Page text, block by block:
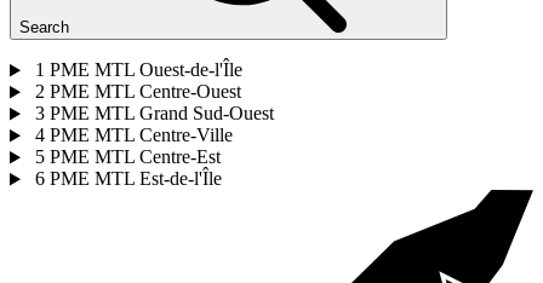
Search
1 PME MTL Ouest-de-l'Île
2 PME MTL Centre-Ouest
3 PME MTL Grand Sud-Ouest
4 PME MTL Centre-Ville
5 PME MTL Centre-Est
6 PME MTL Est-de-l'Île